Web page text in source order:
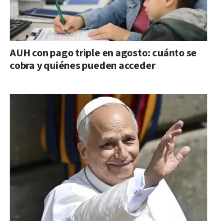
AUH con pago triple en agosto: cuánto se
cobra y quiénes pueden acceder